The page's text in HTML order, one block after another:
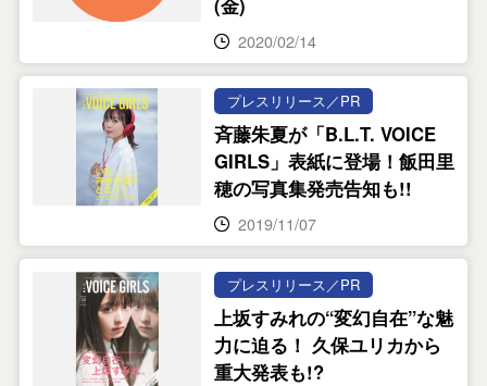
2020/02/14
プレスリリース／PR
斉藤朱夏が「B.L.T. VOICE
GIRLS」表紙に登場！飯田里
穂の写真集発売告知も!!
2019/11/07
プレスリリース／PR
上坂すみれの“変幻自在”な魅
力に迫る！ 久保ユリカから
重大発表も!?